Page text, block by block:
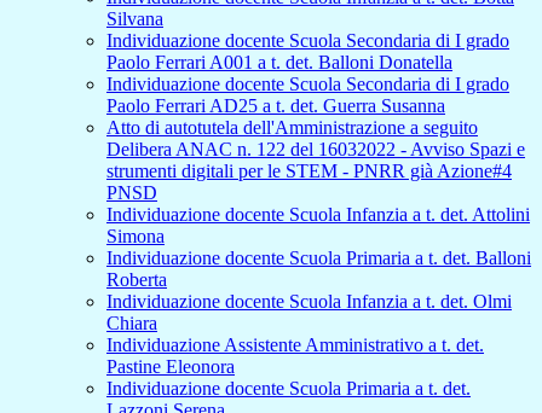
Silvana
Individuazione docente Scuola Secondaria di I grado
Paolo Ferrari A001 a t. det. Balloni Donatella
Individuazione docente Scuola Secondaria di I grado
Paolo Ferrari AD25 a t. det. Guerra Susanna
Atto di autotutela dell'Amministrazione a seguito
Delibera ANAC n. 122 del 16032022 - Avviso Spazi e
strumenti digitali per le STEM - PNRR già Azione#4
PNSD
Individuazione docente Scuola Infanzia a t. det. Attolini
Simona
Individuazione docente Scuola Primaria a t. det. Balloni
Roberta
Individuazione docente Scuola Infanzia a t. det. Olmi
Chiara
Individuazione Assistente Amministrativo a t. det.
Pastine Eleonora
Individuazione docente Scuola Primaria a t. det.